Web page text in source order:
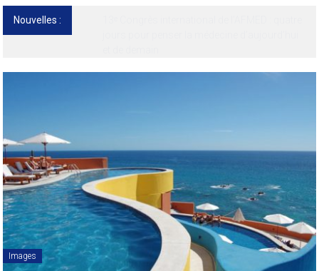
Nouvelles :
Images